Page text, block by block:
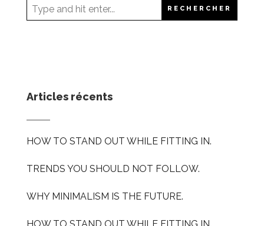
Articles récents
HOW TO STAND OUT WHILE FITTING IN.
TRENDS YOU SHOULD NOT FOLLOW.
WHY MINIMALISM IS THE FUTURE.